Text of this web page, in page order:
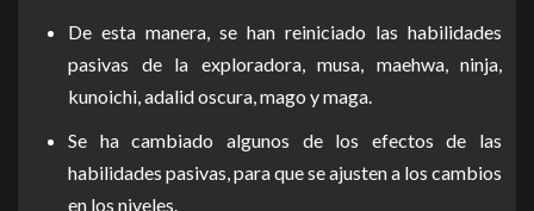
De esta manera, se han reiniciado las habilidades
pasivas de la exploradora, musa, maehwa, ninja,
kunoichi, adalid oscura, mago y maga.
Se ha cambiado algunos de los efectos de las
habilidades pasivas, para que se ajusten a los cambios
en los niveles.